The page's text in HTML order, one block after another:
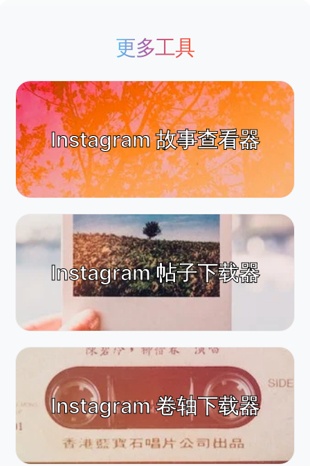
更多工具
Instagram 故事查看器
Instagram 帖子下载器
Instagram 卷轴下载器